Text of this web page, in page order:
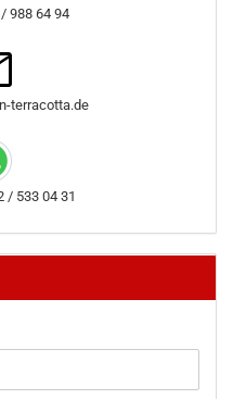
988 64 94
terracotta.de
/ 533 04 31